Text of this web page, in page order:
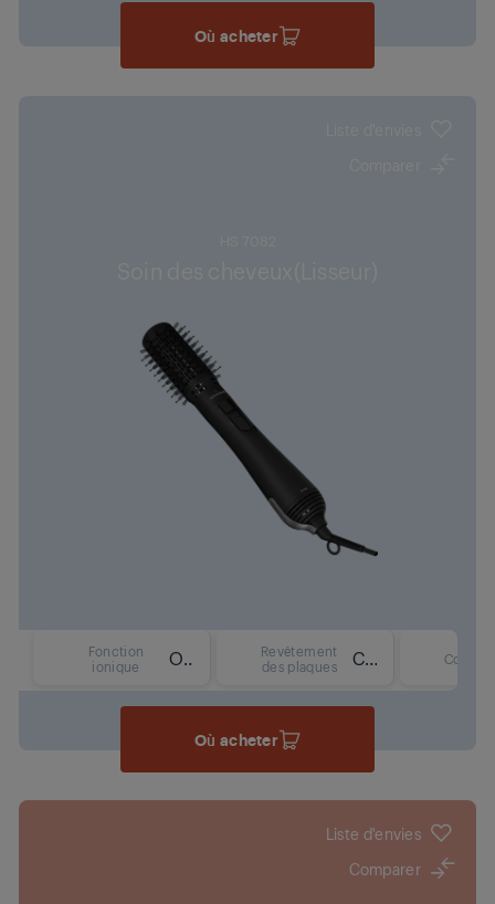
Où acheter
Fonction
ionique
Oui
Revêtement
des plaques
Céramique Couleur
Où acheter
Liste d'envies
Comparer